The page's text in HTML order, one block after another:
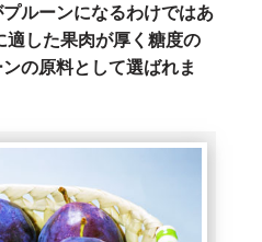
ルーンになるわけではあ
適した果肉が厚く糖度の
の原料として選ばれま